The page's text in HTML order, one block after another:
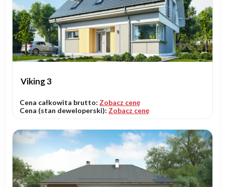
Viking 3
Cena całkowita brutto: Zobacz cenę
Cena (stan deweloperski): Zobacz cenę